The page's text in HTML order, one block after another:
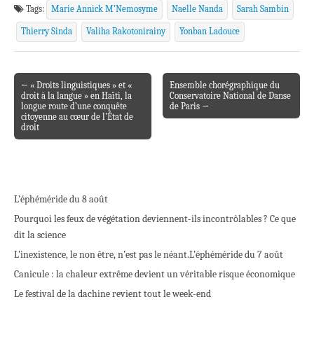
Tags: Marie Annick M’Nemosyme Naelle Nanda Sarah Sambin
Thierry Sinda Valiha Rakotonirainy Yonban Ladouce
Post navigation
← « Droits linguistiques » et «
droit à la langue » en Haïti, la
longue route d’une conquête
citoyenne au cœur de l’État de
droit
Ensemble chorégraphique du
Conservatoire National de Danse
de Paris →
L’éphéméride du 8 août
Pourquoi les feux de végétation deviennent-ils incontrôlables ? Ce que
dit la science
L’inexistence, le non être, n’est pas le néant.L’éphéméride du 7 août
Canicule : la chaleur extrême devient un véritable risque économique
Le festival de la dachine revient tout le week-end